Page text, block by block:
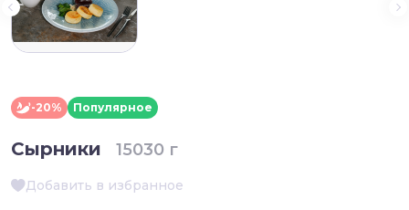
-20% Популярное
Сырники 15030 г
Добавить в избранное